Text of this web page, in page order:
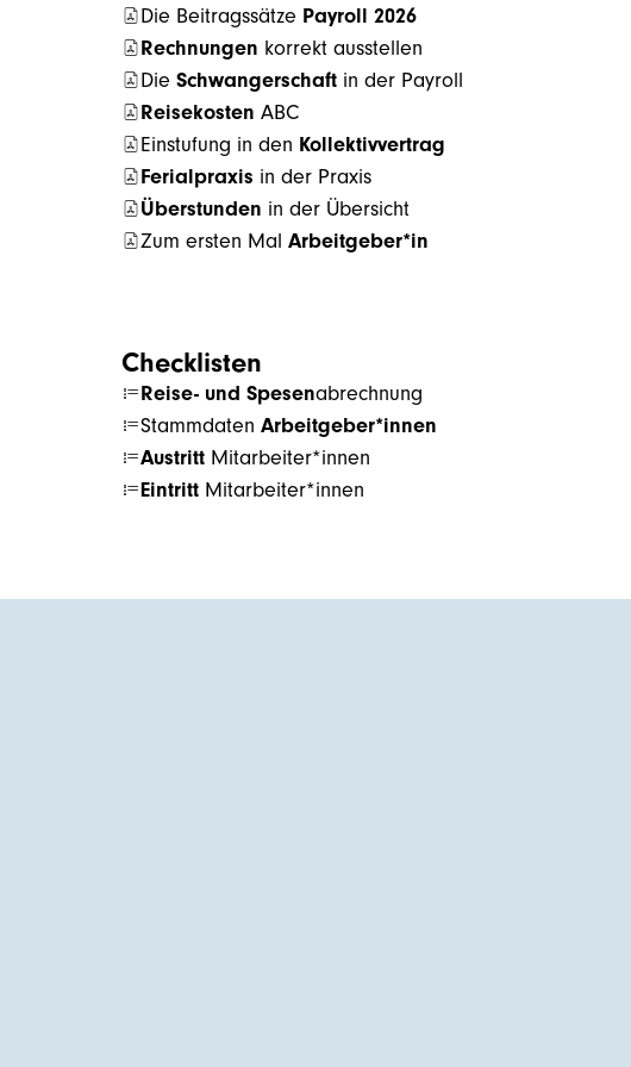
Die Beitragssätze Payroll 2026
Rechnungen korrekt ausstellen
Die Schwangerschaft in der Payroll
Reisekosten ABC
Einstufung in den Kollektivvertrag
Ferialpraxis in der Praxis
Überstunden in der Übersicht
Zum ersten Mal Arbeitgeber*in
Checklisten
Reise- und Spesenabrechnung
Stammdaten Arbeitgeber*innen
Austritt Mitarbeiter*innen
Eintritt Mitarbeiter*innen